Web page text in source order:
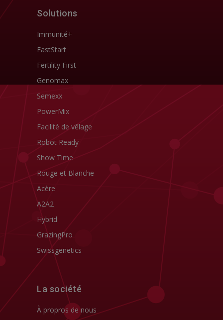
Solutions
Immunité+
FastStart
Fertility First
Genomax
Semexx
PowerMix
Facilité de vêlage
Robot Ready
Show Time
Rouge et Blanche
Acère
A2A2
Hybrid
GrazingPro
Swissgenetics
La société
À propros de nous